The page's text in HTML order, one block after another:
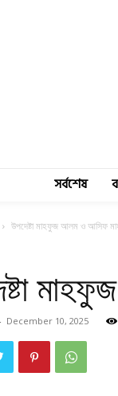
সর্বশেষ
উপদেষ্টা মাহফুজ আলম ও আসিফ
December 10, 2025